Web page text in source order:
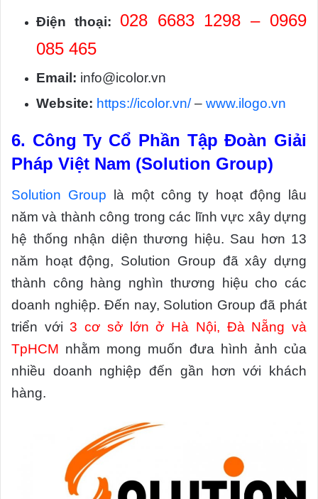
Điện thoại:
028 6683 1298 – 0969
085 465
Email: info@icolor.vn
Website: https://icolor.vn/– www.ilogo.vn
6. Công Ty Cổ Phần Tập Đoàn Giải
Pháp Việt Nam (Solution Group)
Solution Group là một công ty hoạt động lâu
năm và thành công trong các lĩnh vực xây dựng
hệ thống nhận diện thương hiệu. Sau hơn 13
năm hoạt động, Solution Group đã xây dựng
thành công hàng nghìn thương hiệu cho các
doanh nghiệp. Đến nay, Solution Group đã phát
triển với3 cơ sở lớn ở Hà Nội, Đà Nẵng và
TpHCM nhằm mong muốn đưa hình ảnh của
nhiều doanh nghiệp đến gần hơn với khách
hàng.